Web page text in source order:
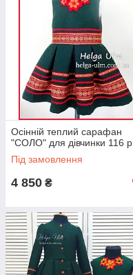
Осінній теплий сарафан
"СОЛО" для дівчинки 116 р.
Під замовлення
4 850 ₴